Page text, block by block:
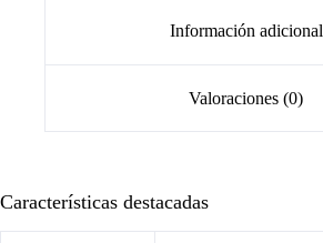
Información adicional
Valoraciones (0)
Características destacadas